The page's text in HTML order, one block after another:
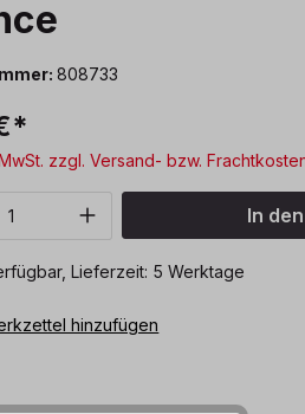
808733
zzgl. Versand- bzw.
Anzahl: Gib denIn
Lieferzeit: 5 Werktage
hinzufügen